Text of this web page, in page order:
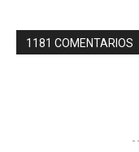
1181 COMENTARIOS